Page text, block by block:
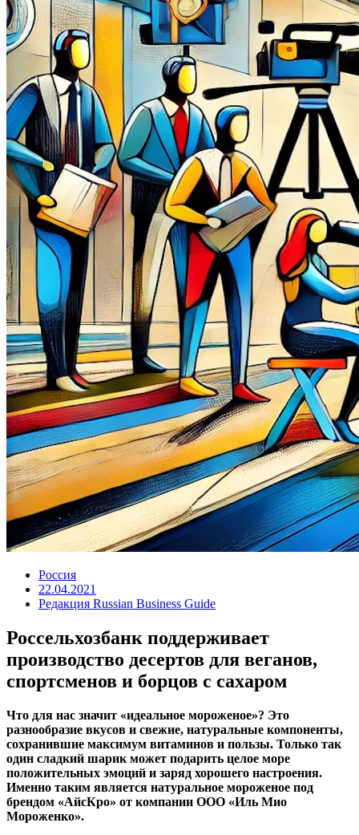
Россия
22.04.2021
Редакция Russian Business Guide
Россельхозбанк поддерживает
производство десертов для веганов,
спортсменов и борцов с сахаром
Что для нас значит «идеальное мороженое»? Это
разнообразие вкусов и свежие, натуральные компоненты,
сохранившие максимум витаминов и пользы. Только так
один сладкий шарик может подарить целое море
положительных эмоций и заряд хорошего настроения.
Именно таким является натуральное мороженое под
брендом «АйсКро» от компании ООО «Иль Мио
Мороженко».